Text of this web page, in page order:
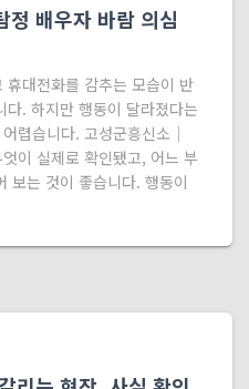
정 배우자 바람 의심
휴대전화를 감추는 모습이 반
. 하지만 행동이 달라졌다는
렵습니다. 고성군흥신소｜
이 실제로 확인됐고, 어느 부
보는 것이 좋습니다. 행동이